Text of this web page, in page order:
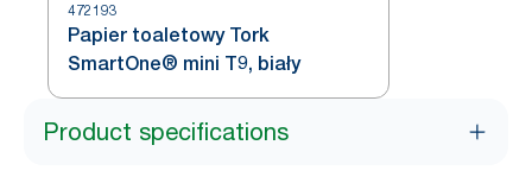
472193
Papier toaletowy Tork
SmartOne® mini T9, biały
Product specifications